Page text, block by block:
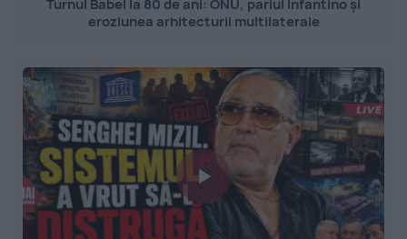
Turnul Babel la 80 de ani: ONU, pariul Infantino și
eroziunea arhitecturii multilaterale